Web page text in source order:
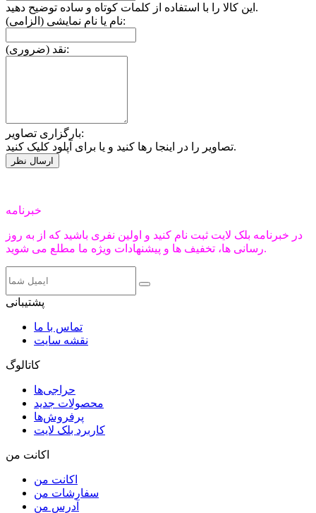
این کالا را با استفاده از کلمات کوتاه و ساده توضیح دهید.
نام یا نام نمایشی (الزامی):
نقد (ضروری):
بارگزاری تصاویر:
تصاویر را در اینجا رها کنید و یا برای آپلود کلیک کنید.
خبرنامه
در خبرنامه بلک لایت ثبت نام کنید و اولین نفری باشید که از به روز
رسانی ها، تخفیف ها و پیشنهادات ویژه ما مطلع می شوید.
پشتیبانی
تماس با ما
نقشه سایت
کاتالوگ
حراجی‌ها
محصولات جدید
پرفروش‌ها
کاربرد بلک لایت
اکانت من
اکانت من
سفارشات من
آدرس من